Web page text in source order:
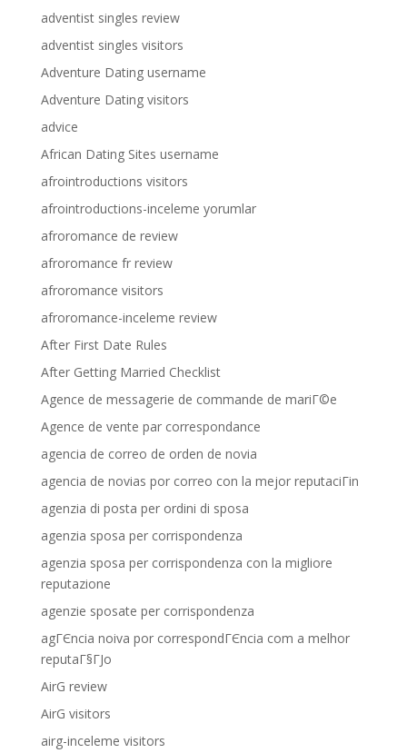
adventist singles review
adventist singles visitors
Adventure Dating username
Adventure Dating visitors
advice
African Dating Sites username
afrointroductions visitors
afrointroductions-inceleme yorumlar
afroromance de review
afroromance fr review
afroromance visitors
afroromance-inceleme review
After First Date Rules
After Getting Married Checklist
Agence de messagerie de commande de mariГ©e
Agence de vente par correspondance
agencia de correo de orden de novia
agencia de novias por correo con la mejor reputaciГіn
agenzia di posta per ordini di sposa
agenzia sposa per corrispondenza
agenzia sposa per corrispondenza con la migliore
reputazione
agenzie sposate per corrispondenza
agГЄncia noiva por correspondГЄncia com a melhor
reputaГ§ГЈo
AirG review
AirG visitors
airg-inceleme visitors